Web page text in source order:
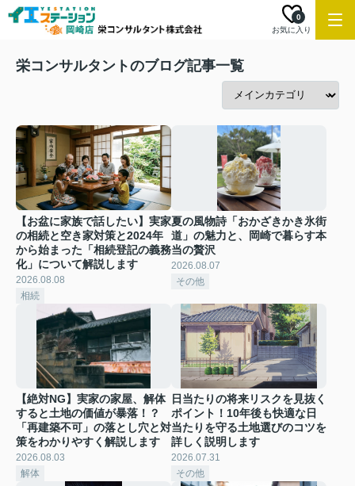
お気に入り
0
栄コンサルタントのブログ記事一覧
【お盆に家族で話したい】実家
の相続と空き家対策と2024年
から始まった「相続登記の義務
化」について解説します
2026.08.08
相続
夏の風物詩「おかざきかき氷街
道」の魅力と、岡崎で暮らす本
当の贅沢
2026.08.07
その他
【絶対NG】実家の家屋、解体
すると土地の価値が暴落！？
「再建築不可」の落とし穴と対
策をわかりやすく解説します
2026.08.03
解体
日当たりの将来リスクを見抜く
ポイント！10年後も快適な日
当たりを守る土地選びのコツを
詳しく説明します
2026.07.31
その他